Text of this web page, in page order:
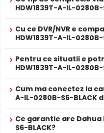
Dahua IPC-HDW1839T-A-
Infrarosu
automat intensitatea
de distanta obiectului,
HDW1839T-A-IL-0280B-
Cu ce DVR/NVR e
HDW1839T-A-IL-0280B-
Pentru ce situatii e
HDW1839T-A-IL-0280B-
Cum ma conectez la
A-IL-0280B-S6-BLACK
Ce garantie are Dahua
S6-BLACK?